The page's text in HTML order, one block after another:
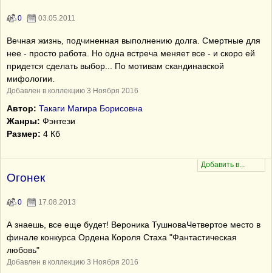
0 03.05.2011
Вечная жизнь, подчиненная выполнению долга. Смертные для
нее - просто работа. Но одна встреча меняет все - и скоро ей
придется сделать выбор... По мотивам скандинавской
мифологии.
Добавлен в коллекцию 3 Ноября 2016
Автор: Такаги Магира Борисовна
Жанры: Фэнтези
Размер: 4 Кб
Огонек
0 17.08.2013
А знаешь, все еще будет! Вероника ТушноваЧетвертое место в
финале конкурса Ордена Короля Стаха "Фантастическая
любовь"
Добавлен в коллекцию 3 Ноября 2016